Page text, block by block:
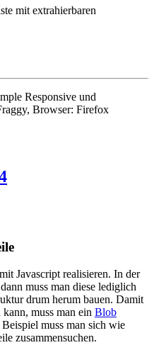
mit extrahierbaren
Responsive und
Browser: Firefox
Javascript realisieren. In der
muss man diese lediglich
drum herum bauen. Damit
muss man ein Blob
muss man sich wie
zusammensuchen.